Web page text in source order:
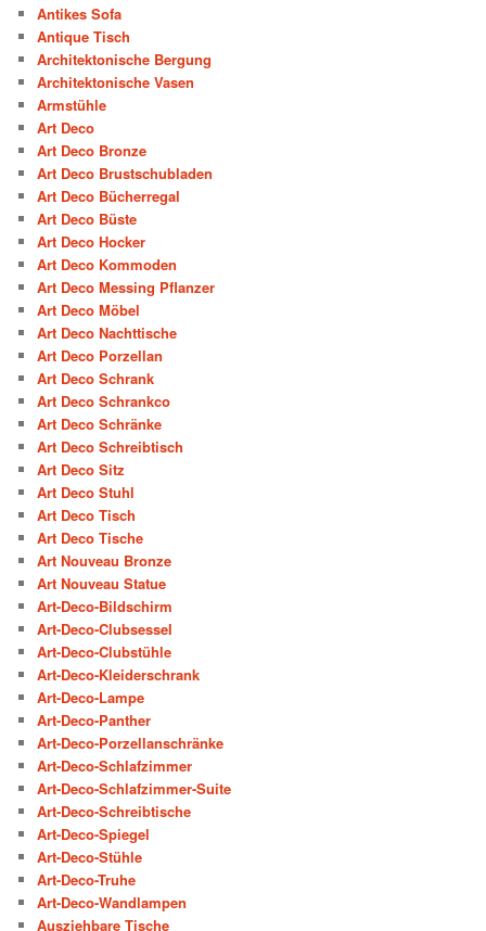
Antikes Sofa
Antique Tisch
Architektonische Bergung
Architektonische Vasen
Armstühle
Art Deco
Art Deco Bronze
Art Deco Brustschubladen
Art Deco Bücherregal
Art Deco Büste
Art Deco Hocker
Art Deco Kommoden
Art Deco Messing Pflanzer
Art Deco Möbel
Art Deco Nachttische
Art Deco Porzellan
Art Deco Schrank
Art Deco Schrankco
Art Deco Schränke
Art Deco Schreibtisch
Art Deco Sitz
Art Deco Stuhl
Art Deco Tisch
Art Deco Tische
Art Nouveau Bronze
Art Nouveau Statue
Art-Deco-Bildschirm
Art-Deco-Clubsessel
Art-Deco-Clubstühle
Art-Deco-Kleiderschrank
Art-Deco-Lampe
Art-Deco-Panther
Art-Deco-Porzellanschränke
Art-Deco-Schlafzimmer
Art-Deco-Schlafzimmer-Suite
Art-Deco-Schreibtische
Art-Deco-Spiegel
Art-Deco-Stühle
Art-Deco-Truhe
Art-Deco-Wandlampen
Ausziehbare Tische